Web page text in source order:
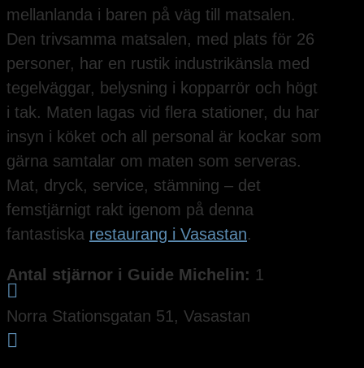
mellanlanda i baren på väg till matsalen.
Den trivsamma matsalen, med plats för 26
personer, har en rustik industrikänsla med
tegelväggar, belysning i kopparrör och högt
i tak. Maten lagas vid flera stationer, du har
insyn i köket och all personal är kockar som
gärna samtalar om maten som serveras.
Mat, dryck, service, stämning – det
femstjärnigt rakt igenom på denna
fantastiska restaurang i Vasastan.
Antal stjärnor i Guide Michelin: 1

Norra Stationsgatan 51, Vasastan
